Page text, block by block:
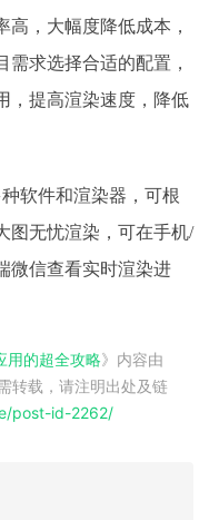
，大幅度降低成本，
求选择合适的配置，
，提高渲染速度，降低
软件和渲染器，可根
图无忧渲染，可在手机/
微信查看实时渲染进
用的超全攻略》内容由
转载，请注明出处及链
post-id-2262/